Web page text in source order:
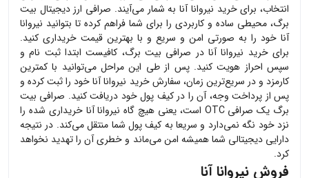
انتخاب، برای خرید نیروانا آنابه شمار می‌آیند. صرافی ارز دیجیتال بیت
برگ، محیطی ساده و کاربردی را برای شما فراهم کرده تا بتوانید نیروانا
آنا خود را به صورتی امن و سریع و با بهترین قیمت خریداری کنید.
برای خرید نیروانا آنا در صرافی بیت برگ، کافیست ابتدا ثبت نام و
سپس احراز هویت کنید. پس از طی این مراحل می‌توانید با کمترین
کارمزد و در سریع‌ترین زمان، سفارش خرید نیروانا آناخود را ثبت کرده و
پس از پرداخت وجه، آن را در کیف پول خود دریافت کنید. صرافی بیت
برگ یک صرافی OTC است، یعنی هیچ گاه
نیروانا آنا خریداری شده را
نزد خود نگه نمی‌دارد و سریعا به کیف پول شما منتقل می‌کند. در نتیجه
دارایی دیجیتالی شما همیشه امن می‌ماند و خطری آن را تهدید نخواهد
کرد.
فروش نیروانا آنا